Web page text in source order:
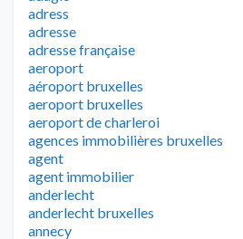
adress
adresse
adresse française
aeroport
aéroport bruxelles
aeroport bruxelles
aeroport de charleroi
agences immobilières bruxelles
agent
agent immobilier
anderlecht
anderlecht bruxelles
annecy